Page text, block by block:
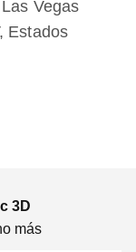
Vegas
Estados
3D
más